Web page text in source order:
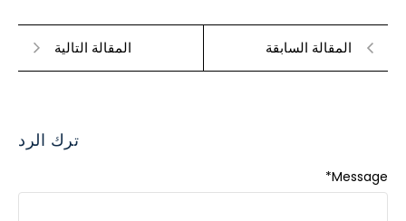
المقالة السابقة المقالة التالية
ترك الرد
Message
*